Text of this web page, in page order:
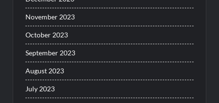
November 2023
October 2023
September 2023
August 2023
July 2023